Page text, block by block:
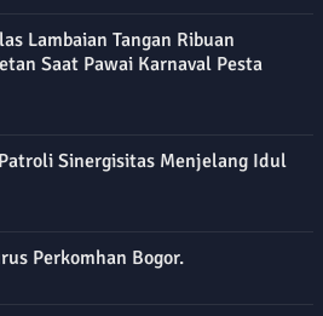
Lambaian Tangan Ribuan
Saat Pawai Karnaval Pesta
Sinergisitas Menjelang Idul
Perkomhan Bogor.